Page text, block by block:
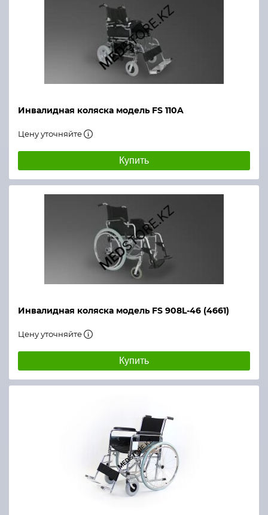
Инвалидная коляска модель FS 110A
Цену уточняйте
Купить
Инвалидная коляска модель FS 908L-46 (4661)
Цену уточняйте
Купить